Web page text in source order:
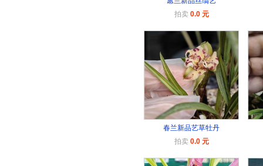
拍卖 0.0 元
春兰新品艺草牡丹
拍卖 0.0 元